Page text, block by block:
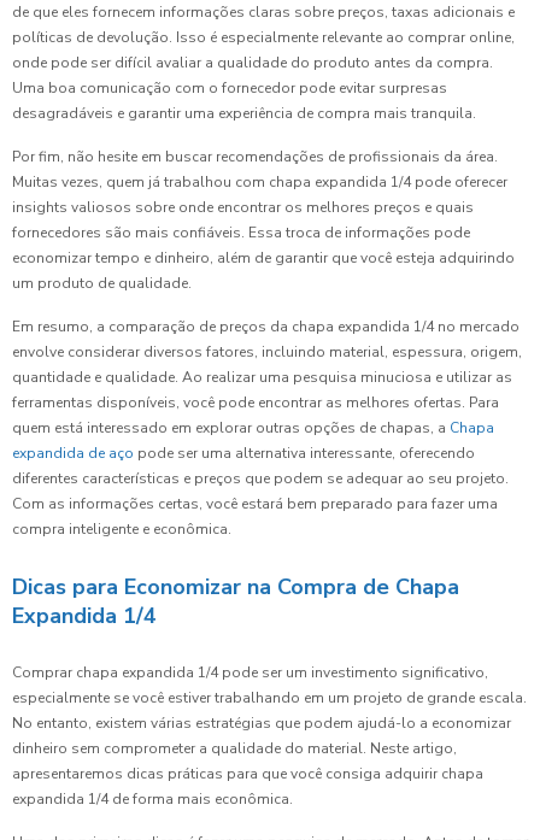
de que eles fornecem informações claras sobre preços, taxas adicionais e
políticas de devolução. Isso é especialmente relevante ao comprar online,
onde pode ser difícil avaliar a qualidade do produto antes da compra.
Uma boa comunicação com o fornecedor pode evitar surpresas
desagradáveis e garantir uma experiência de compra mais tranquila.
Por fim, não hesite em buscar recomendações de profissionais da área.
Muitas vezes, quem já trabalhou com chapa expandida 1/4 pode oferecer
insights valiosos sobre onde encontrar os melhores preços e quais
fornecedores são mais confiáveis. Essa troca de informações pode
economizar tempo e dinheiro, além de garantir que você esteja adquirindo
um produto de qualidade.
Em resumo, a comparação de preços da chapa expandida 1/4 no mercado
envolve considerar diversos fatores, incluindo material, espessura, origem,
quantidade e qualidade. Ao realizar uma pesquisa minuciosa e utilizar as
ferramentas disponíveis, você pode encontrar as melhores ofertas. Para
quem está interessado em explorar outras opções de chapas, a Chapa
expandida de aço pode ser uma alternativa interessante, oferecendo
diferentes características e preços que podem se adequar ao seu projeto.
Com as informações certas, você estará bem preparado para fazer uma
compra inteligente e econômica.
Dicas para Economizar na Compra de Chapa
Expandida 1/4
Comprar chapa expandida 1/4 pode ser um investimento significativo,
especialmente se você estiver trabalhando em um projeto de grande escala.
No entanto, existem várias estratégias que podem ajudá-lo a economizar
dinheiro sem comprometer a qualidade do material. Neste artigo,
apresentaremos dicas práticas para que você consiga adquirir chapa
expandida 1/4 de forma mais econômica.